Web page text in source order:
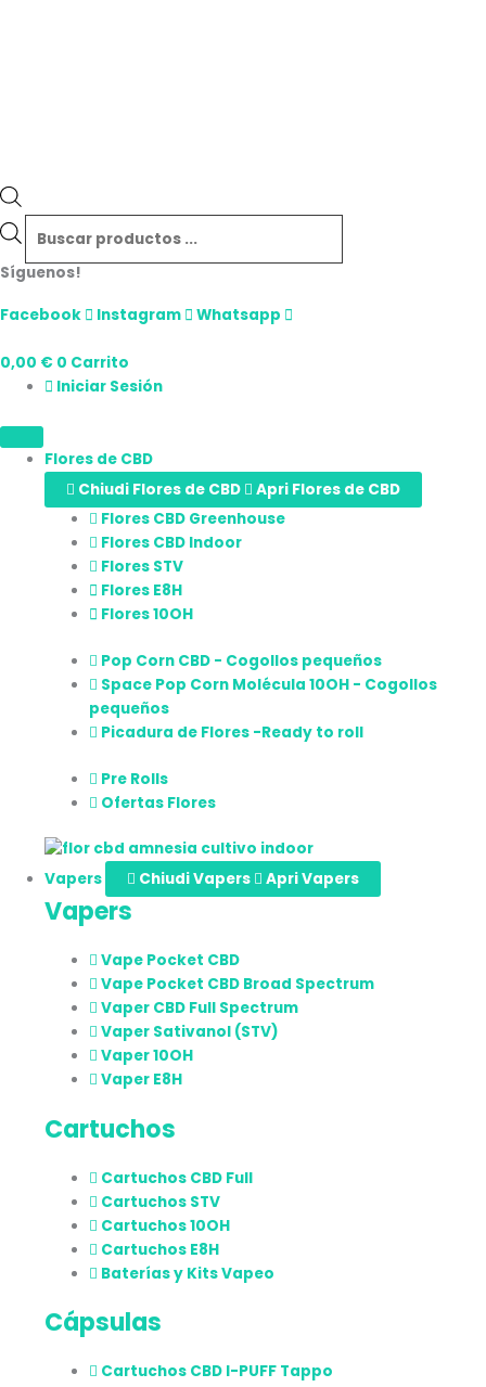
Síguenos!
Facebook Instagram Whatsapp
0,00 € 0 Carrito
Iniciar Sesión
Flores de CBD
Chiudi Flores de CBD
Apri Flores de CBD
Flores CBD Greenhouse
Flores CBD Indoor
Flores STV
Flores E8H
Flores 10OH
Pop Corn CBD - Cogollos pequeños
Space Pop Corn Molécula 10OH - Cogollos
pequeños
Picadura de Flores -Ready to roll
Pre Rolls
Ofertas Flores
Vapers Chiudi Vapers Apri Vapers
Vapers
Vape Pocket CBD
Vape Pocket CBD Broad Spectrum
Vaper CBD Full Spectrum
Vaper Sativanol (STV)
Vaper 10OH
Vaper E8H
Cartuchos
Cartuchos CBD Full
Cartuchos STV
Cartuchos 10OH
Cartuchos E8H
Baterías y Kits Vapeo
Cápsulas
Cartuchos CBD I-PUFF Tappo